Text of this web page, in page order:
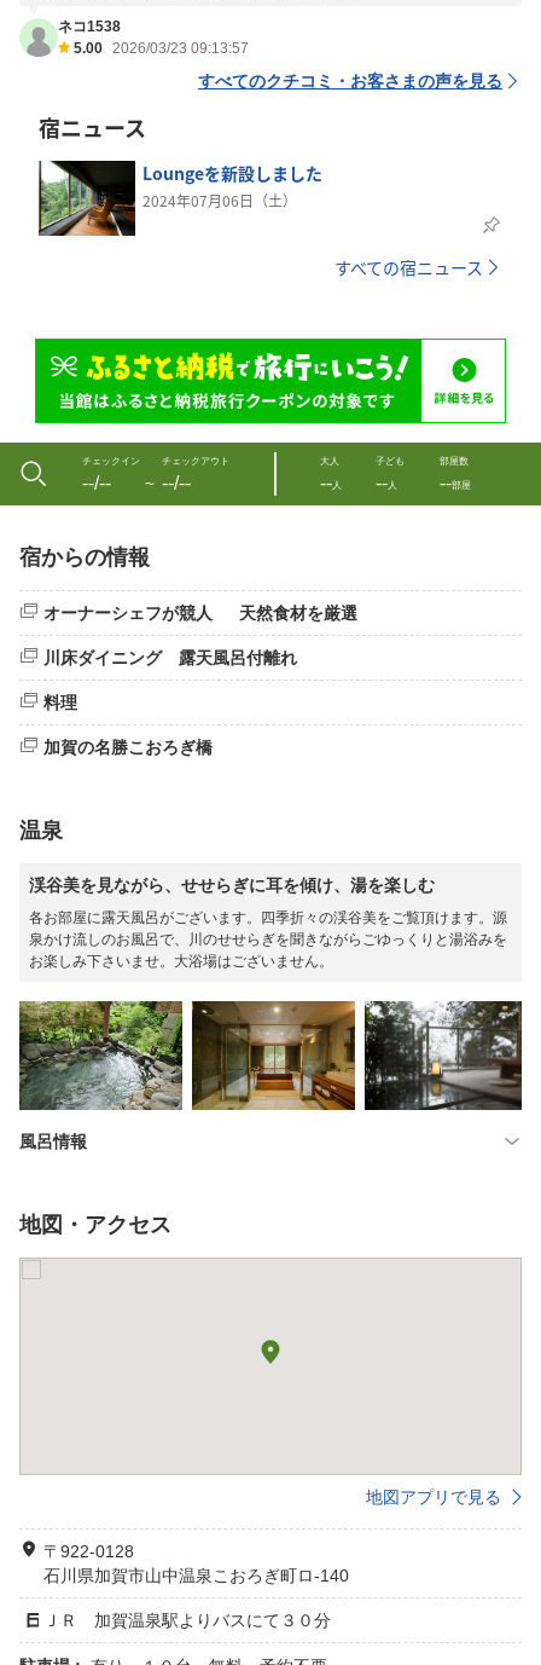
ネコ1538
5.00 2026/03/23 09:13:57
すべてのクチコミ・お客さまの声を見る
宿ニュース
Loungeを新設しました
2024年07月06日（土）
すべての宿ニュース
チェックイン
--/-- 〜
チェックアウト
--/--
大人
--人
子ども
--人
部屋数
--部屋
宿からの情報
オーナーシェフが競人 天然食材を厳選
川床ダイニング 露天風呂付離れ
料理
加賀の名勝こおろぎ橋
温泉
渓谷美を見ながら、せせらぎに耳を傾け、湯を楽しむ
各お部屋に露天風呂がございます。四季折々の渓谷美をご覧頂けます。源
泉かけ流しのお風呂で、川のせせらぎを聞きながらごゆっくりと湯浴みを
お楽しみ下さいませ。大浴場はございません。
風呂情報
地図・アクセス
地図アプリで見る
〒922-0128
石川県加賀市山中温泉こおろぎ町ロ-140
ＪＲ 加賀温泉駅よりバスにて３０分